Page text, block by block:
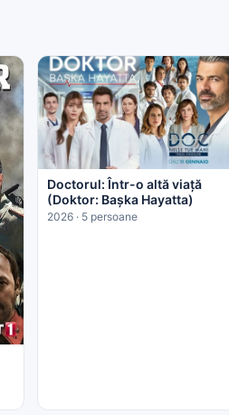
Doctorul: Într-o altă viață
(Doktor: Başka Hayatta)
2026 · 5 persoane